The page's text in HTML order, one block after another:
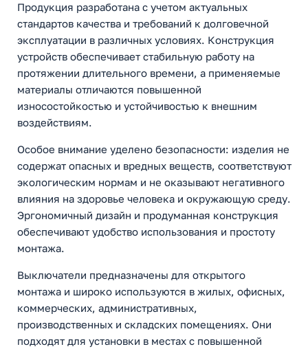
Продукция разработана с учетом актуальных
стандартов качества и требований к долговечной
эксплуатации в различных условиях. Конструкция
устройств обеспечивает стабильную работу на
протяжении длительного времени, а применяемые
материалы отличаются повышенной
износостойкостью и устойчивостью к внешним
воздействиям.
Особое внимание уделено безопасности: изделия не
содержат опасных и вредных веществ, соответствуют
экологическим нормам и не оказывают негативного
влияния на здоровье человека и окружающую среду.
Эргономичный дизайн и продуманная конструкция
обеспечивают удобство использования и простоту
монтажа.
Выключатели предназначены для открытого
монтажа и широко используются в жилых, офисных,
коммерческих, административных,
производственных и складских помещениях. Они
подходят для установки в местах с повышенной